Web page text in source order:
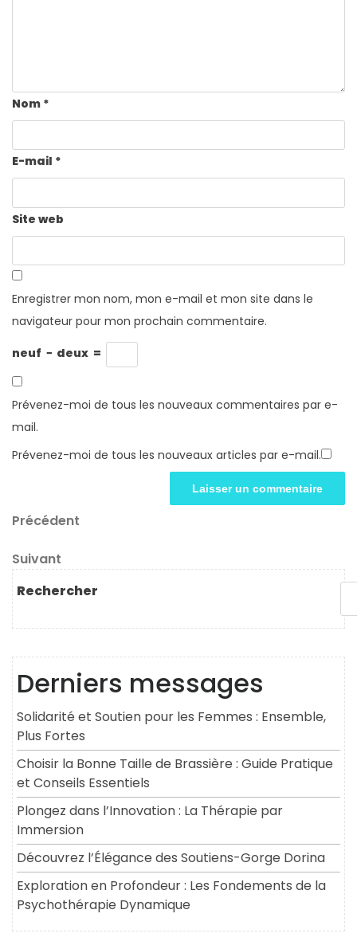
Nom *
E-mail *
Site web
Enregistrer mon nom, mon e-mail et mon site dans le
navigateur pour mon prochain commentaire.
neuf − deux =
Prévenez-moi de tous les nouveaux commentaires par e-
mail.
Prévenez-moi de tous les nouveaux articles par e-mail.
Navigation
de
l’article
Article
Précédent
Article
suivant
Suivant
Rechercher
Derniers messages
Solidarité et Soutien pour les Femmes : Ensemble,
Plus Fortes
Choisir la Bonne Taille de Brassière : Guide Pratique
et Conseils Essentiels
Plongez dans l’Innovation : La Thérapie par
Immersion
Découvrez l’Élégance des Soutiens-Gorge Dorina
Exploration en Profondeur : Les Fondements de la
Psychothérapie Dynamique